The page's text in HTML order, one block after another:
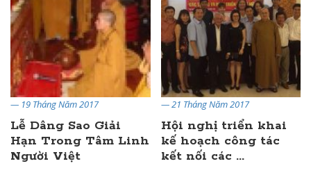
— 19 Tháng Năm 2017
Lễ Dâng Sao Giải
Hạn Trong Tâm Linh
Người Việt
— 21 Tháng Năm 2017
Hội nghị triển khai
kế hoạch công tác
kết nối các ...